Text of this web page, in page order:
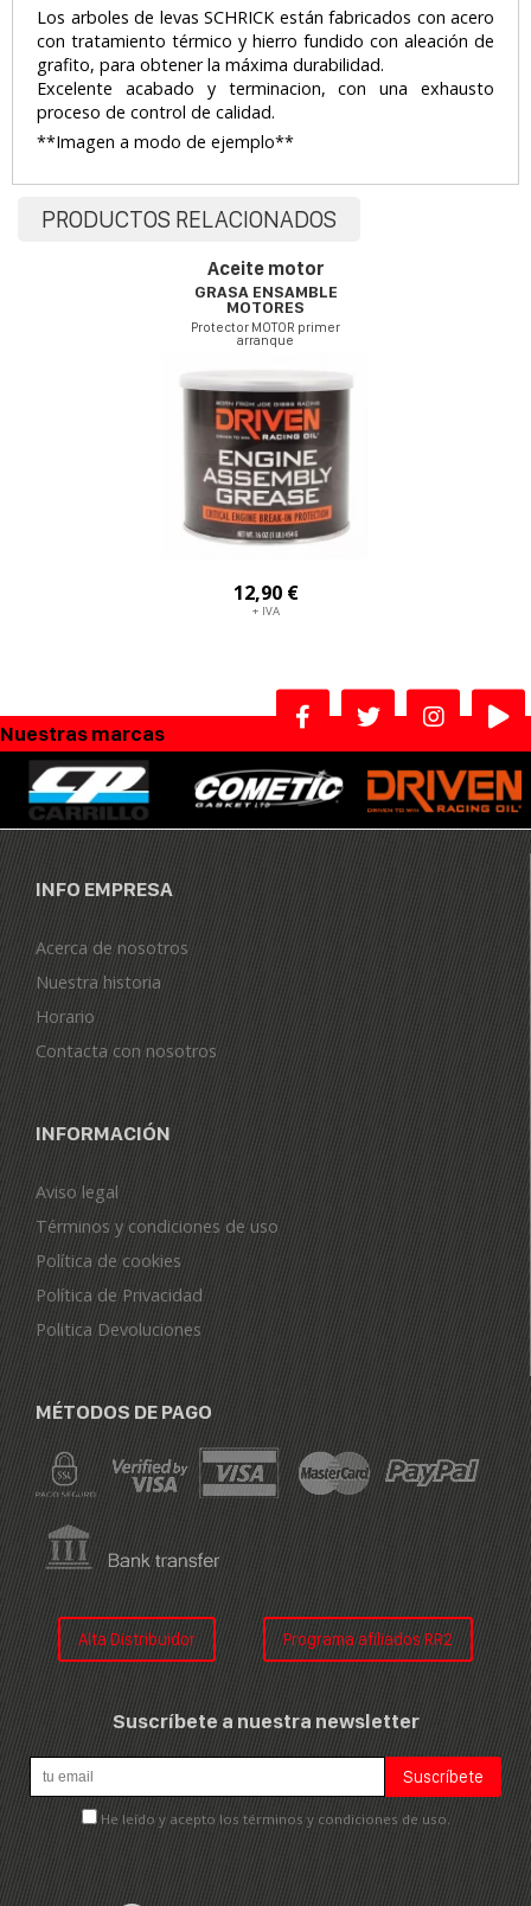
Los arboles de levas SCHRICK están fabricados con acero
con tratamiento térmico y hierro fundido con aleación de
grafito, para obtener la máxima durabilidad.
Excelente acabado y terminacion, con una exhausto
proceso de control de calidad.
**Imagen a modo de ejemplo**
PRODUCTOS RELACIONADOS
Aceite motor
GRASA ENSAMBLE
MOTORES
Protector MOTOR primer
arranque
12,90 €
+ IVA
Nuestras marcas
INFO EMPRESA
Acerca de nosotros
Nuestra historia
Horario
Contacta con nosotros
INFORMACIÓN
Aviso legal
Términos y condiciones de uso
Política de cookies
Política de Privacidad
Politica Devoluciones
MÉTODOS DE PAGO
Alta Distribuidor Programa afiliados RR2
Suscríbete a nuestra newsletter
He leído y acepto los términos y condiciones de uso.